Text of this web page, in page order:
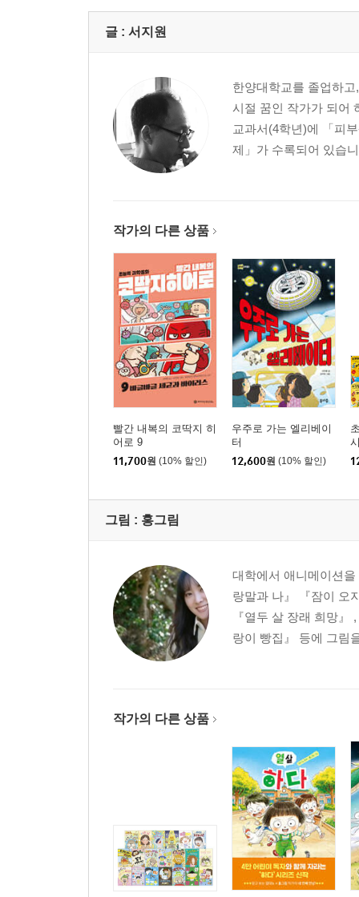
3장 범인을 찾아라!
4장 휘파람 도둑단
신단일보 특별 인터뷰: 신단 마을을 지키는 방범
『호랑이 빵집 3』
등장인물
3장 범인을 찾아라!
5장 절대 죽지 않는 동물
신단일보 특별 인터뷰: 불가사리를 찾는 호 셰프를
『호랑이 빵집 4』
등장인물
1장 은혜 갚는 천년 들쥐
2장 사랑이 이루어지는 빵
3장 얼굴을 훔치는 가면
『호랑이 빵집 5』
등장인물
1장 수상한 모자 아저씨
4장 모자 아저씨의 정체
신단일보 특별 인터뷰: 고요한 신단 호수에 얽힌
등장인물
1장 이무기의 약점을 찾아라!
글 : 서지원
한양대학교를 졸업하
시절 꿈인 작가가 되어
교과서(4학년)에 「피
제」가 수록되어 있습
작가의 다른 상품
빨간 내복의 코딱지 히
어로 9
11,700원 (10% 할인)
우주로 가는 엘리베이
터
12,600원 (10% 할인)
그림 : 홍그림
대학에서 애니메이션
랑말과 나』 『잠이 오
『열두 살 장래 희망
랑이 빵집』 등에 그림
작가의 다른 상품